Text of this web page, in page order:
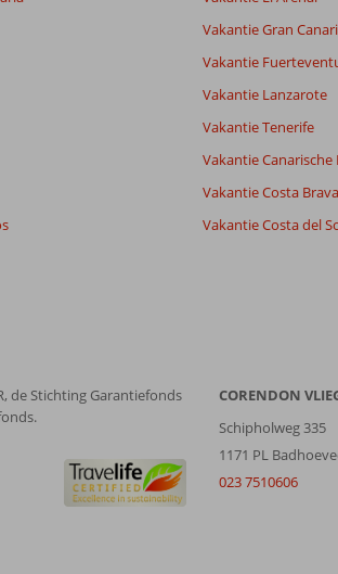
Vakantie Gran
Vakantie
Vakantie Lanzarote
Vakantie Tenerife
Vakantie Canarische
Vakantie Costa Brava
Vakantie Costa del
de Stichting Garantiefonds
CORENDON
Schipholweg 335
1171 PL
023 7510606